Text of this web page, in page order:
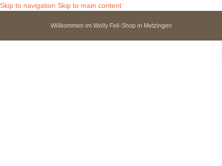
Skip to navigation Skip to main content
Willkommen im Wolly Fell-Shop in Metzingen